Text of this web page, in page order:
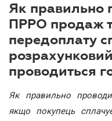
Як правильно
ПРРО продаж
передоплату
проводиться
Як правильно
якщо покупець